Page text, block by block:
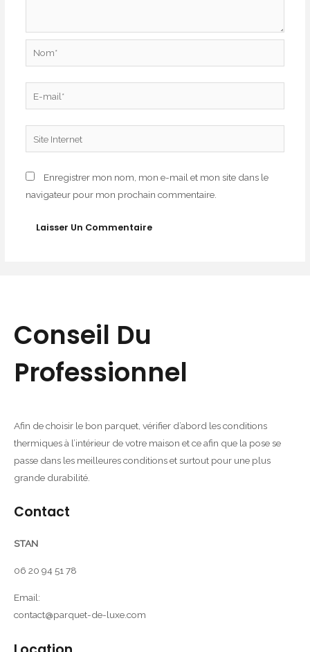
mail*
Site
Internet
Enregistrer mon nom, mon e-mail et mon site dans le
navigateur pour mon prochain commentaire.
Conseil Du
Professionnel
Afin de choisir le bon parquet, vérifier d’abord les conditions
thermiques à l’intérieur de votre maison et ce afin que la pose se
passe dans les meilleures conditions et surtout pour une plus
grande durabilité.
Contact
STAN
06 20 94 51 78
Email:
contact@parquet-de-luxe.com